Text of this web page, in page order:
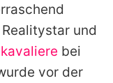
und
bei
vor der